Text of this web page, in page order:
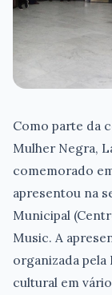
Como parte da
Mulher Negra,
comemorado
apresentou na
Municipal
Music. A
organizada
cultural em